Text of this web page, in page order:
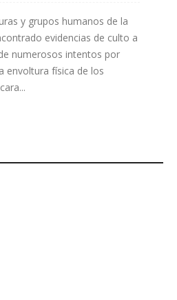
y grupos humanos de la
evidencias de culto a
numerosos intentos por
envoltura física de los